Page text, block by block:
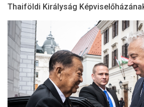
Thaiföldi Királyság